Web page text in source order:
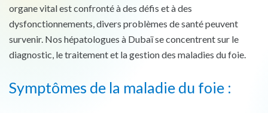
organe vital est confronté à des défis et à des
dysfonctionnements, divers problèmes de santé peuvent
survenir. Nos hépatologues à Dubaï se concentrent sur le
diagnostic, le traitement et la gestion des maladies du foie.
Symptômes de la maladie du foie :